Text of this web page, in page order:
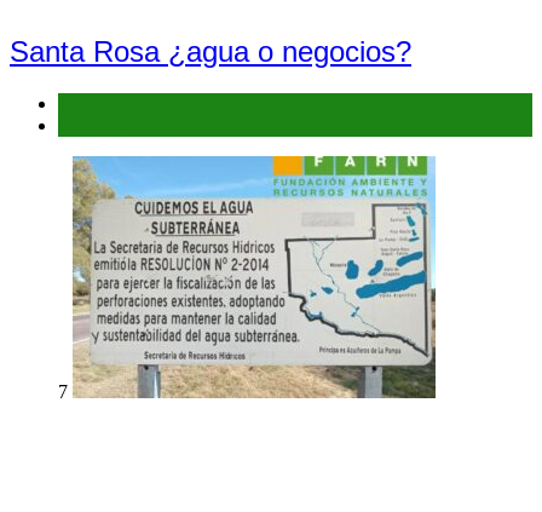
Santa Rosa ¿agua o negocios?
7